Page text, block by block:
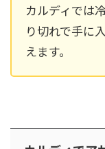
カルディでは
り切れで手に
えます。